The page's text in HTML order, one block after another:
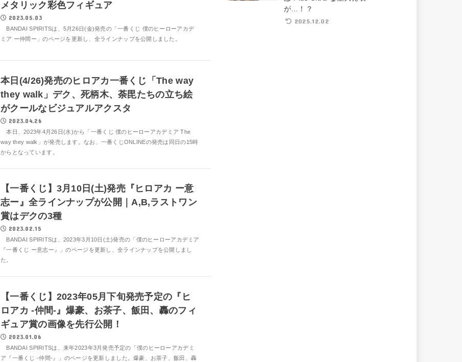
メタリック彩色フィギュア
2023.05.03
BANDAI SPIRITSは、5月26日(金)発売の「一番くじ 僕のヒーローアカデ
ミア ー仲間ー」のページを更新し、全ラインナップを公開しました。
本日(4/26)発売のヒロアカ一番くじ「The way
they walk」デク、死柄木、荼毘たちの立ち絵
がクールなビジュアルアクスタ
2023.04.26
本日、2023年4月26日(水)から「一番くじ 僕のヒーローアカデミア The
way they walk」が発売します。なお、一番くじONLINEの発売は同日の15時
からとなっています。
【一番くじ】3月10日(土)発売『ヒロアカ ー意
志ー』全ラインナップが公開｜A,B,ラストワン
賞はデクの3種
2023.02.15
BANDAI SPIRITSは、2023年3月10日(土)発売の「僕のヒーローアカデミア
『一番くじ ー意志ー』」のページを更新し、全ラインナップを公開しまし
た。
【一番くじ】2023年05月下旬発売予定の『ヒ
ロアカ -仲間-』爆豪、お茶子、飯田、轟のフィ
ギュア賞の画像を先行公開！
2023.01.06
BANDAI SPIRITSは、来年2023年3月発売予定の「僕のヒーローアカデミ
ア『一番くじ -仲間-』」のページを更新しました。爆豪、お茶子、飯田、轟
が…！？
2025.12.02